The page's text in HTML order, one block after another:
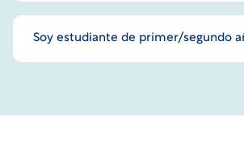
Soy estudiante de primer/segundo